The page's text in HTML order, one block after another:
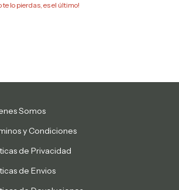
te lo pierdas, es el último!
Somos
y Condiciones
de Privacidad
de Envios